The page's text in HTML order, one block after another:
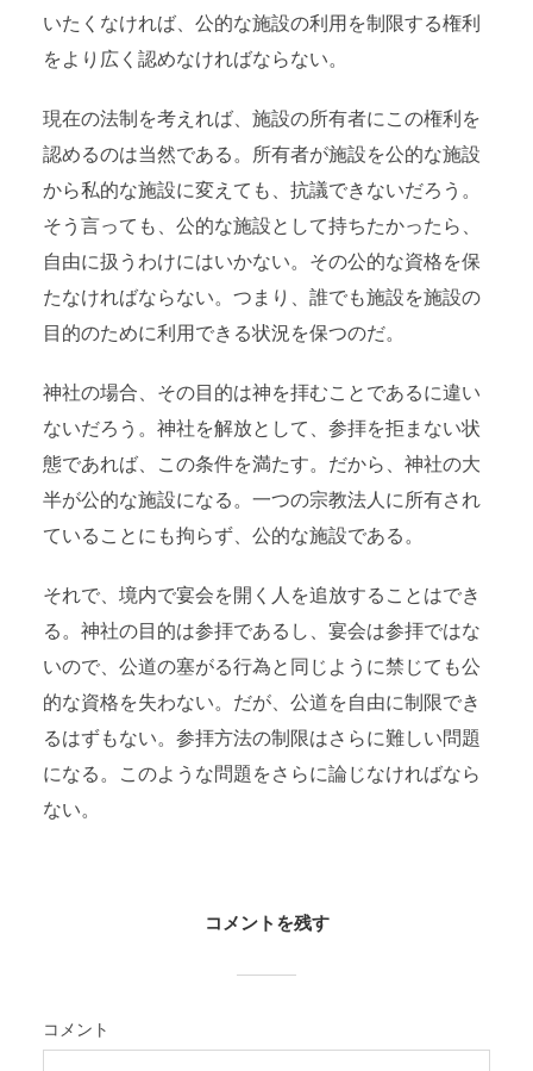
いたくなければ、公的な施設の利用を制限する権利
をより広く認めなければならない。
現在の法制を考えれば、施設の所有者にこの権利を
認めるのは当然である。所有者が施設を公的な施設
から私的な施設に変えても、抗議できないだろう。
そう言っても、公的な施設として持ちたかったら、
自由に扱うわけにはいかない。その公的な資格を保
たなければならない。つまり、誰でも施設を施設の
目的のために利用できる状況を保つのだ。
神社の場合、その目的は神を拝むことであるに違い
ないだろう。神社を解放として、参拝を拒まない状
態であれば、この条件を満たす。だから、神社の大
半が公的な施設になる。一つの宗教法人に所有され
ていることにも拘らず、公的な施設である。
それで、境内で宴会を開く人を追放することはでき
る。神社の目的は参拝であるし、宴会は参拝ではな
いので、公道の塞がる行為と同じように禁じても公
的な資格を失わない。だが、公道を自由に制限でき
るはずもない。参拝方法の制限はさらに難しい問題
になる。このような問題をさらに論じなければなら
ない。
コメントを残す
コメント